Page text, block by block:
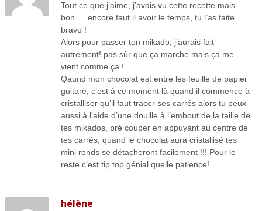
Tout ce que j’aime, j’avais vu cette recette mais
bon…..encore faut il avoir le temps, tu l’as faite
bravo !
Alors pour passer ton mikado, j’aurais fait
autrement! pas sûr que ça marche mais ça me
vient comme ça !
Qaund mon chocolat est entre les feuille de papier
guitare, c’est à ce moment là quand il commence à
cristalliser qu’il faut tracer ses carrés alors tu peux
aussi à l’aide d’une douille à l’embout de la taille de
tes mikados, pré couper en appuyant au centre de
tes carrés, quand le chocolat aura cristallisé tes
mini ronds se détacheront facilement !!! Pour le
reste c’est tip top génial quelle patience!
hélène